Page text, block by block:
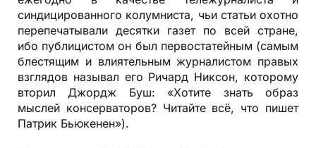
синдицированного колумниста, чьи статьи охотно
перепечатывали десятки газет по всей стране,
ибо публицистом он был первостатейным (самым
блестящим и влиятельным журналистом правых
взглядов называл его Ричард Никсон, которому
вторил Джордж Буш: «Хотите знать образ
мыслей консерваторов? Читайте всё, что пишет
Патрик Бьюкенен»).